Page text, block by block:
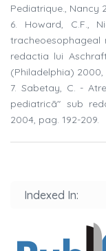
Pediatrique., Nancy
6. Howard, C.F.,
tracheoesophageal
redactia lui
(Philadelphia) 2000,
7. Sabetay, C. -
pediatricã" sub
2004, pag. 192-209.
Indexed In: